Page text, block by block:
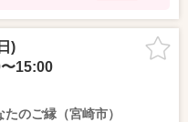
)
15:00
たのご縁（宮崎市）